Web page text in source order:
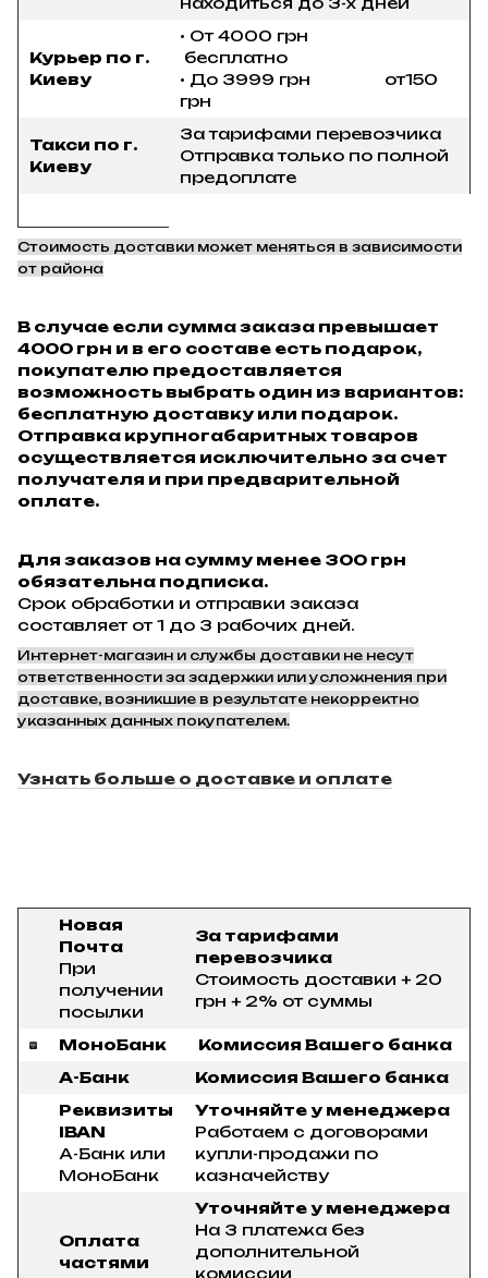
Курьер по г.
Киеву
• От 4000 грн
бесплатно
• До 3999 грн от150
грн
Такси по г.
Киеву
За тарифами перевозчика
Отправка только по полной
предоплате
Стоимость доставки может меняться в зависимости
от района
В случае если сумма заказа превышает
4000 грн и в его составе есть подарок,
покупателю предоставляется
возможность выбрать один из вариантов:
бесплатную доставку или подарок.
Отправка крупногабаритных товаров
осуществляется исключительно за счет
получателя и при предварительной
оплате.
Для заказов на сумму менее 300 грн
обязательна подписка.
Срок обработки и отправки заказа
составляет от 1 до 3 рабочих дней.
Интернет-магазин и службы доставки не несут
ответственности за задержки или усложнения при
доставке, возникшие в результате некорректно
указанных данных покупателем.
Узнать больше о доставке и оплате
Новая
Почта
При
получении
посылки
За тарифами
перевозчика
Стоимость доставки + 20
грн + 2% от суммы
МоноБанк
Комиссия Вашего банка
А-Банк
Комиссия Вашего банка
Реквизиты
IBAN
А-Банк или
МоноБанк
Уточняйте у менеджера
Работаем с договорами
купли-продажи по
казначейству
Оплата
частями
Уточняйте у менеджера
На 3 платежа без
дополнительной
комиссии